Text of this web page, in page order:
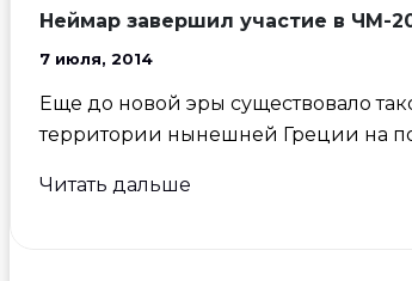
Неймар завершил участие в ЧМ-
7 июля, 2014
Еще до новой эры существовало
территории нынешней Греции на
Неймар
Читать дальше